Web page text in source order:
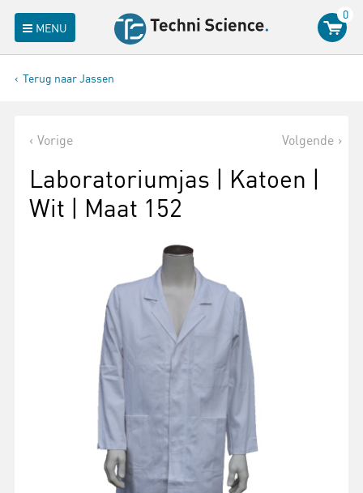
MENU
0
Terug naar Jassen
Vorige Volgende
Laboratoriumjas | Katoen |
Wit | Maat 152